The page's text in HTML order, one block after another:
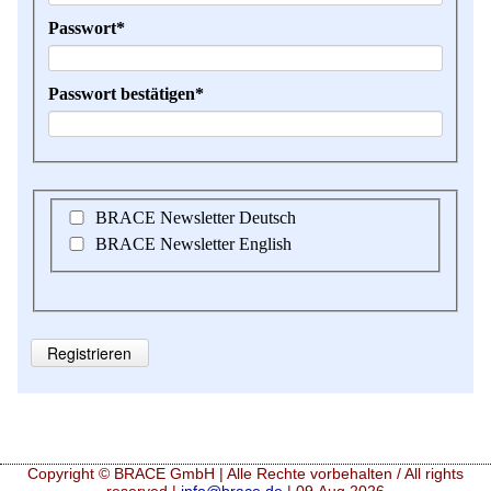
Pflichtfeld
Passwort*
Pflichtfeld
Passwort bestätigen*
BRACE Newsletter Deutsch
BRACE Newsletter English
Registrieren
Copyright © BRACE GmbH | Alle Rechte vorbehalten / All rights